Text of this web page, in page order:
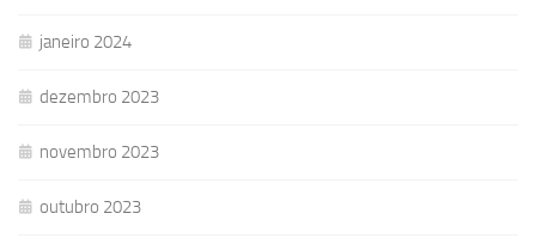
janeiro 2024
dezembro 2023
novembro 2023
outubro 2023